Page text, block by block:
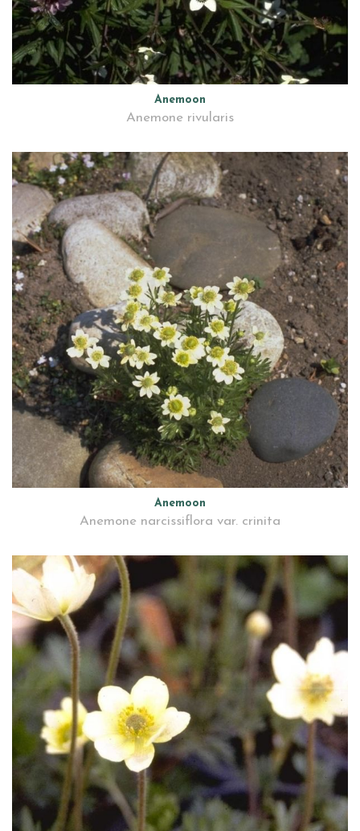
Anemoon
Anemone rivularis
Anemoon
Anemone narcissiflora var. crinita